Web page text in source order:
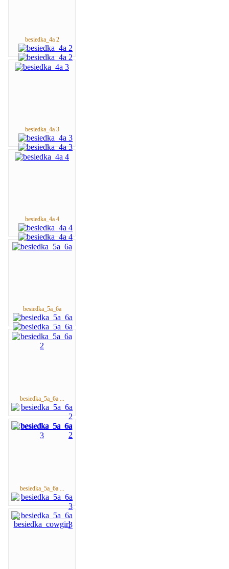
besiedka_4a 2
besiedka_4a 3
besiedka_4a 4
besiedka_5a_6a
besiedka_5a_6a ...
besiedka_5a_6a ...